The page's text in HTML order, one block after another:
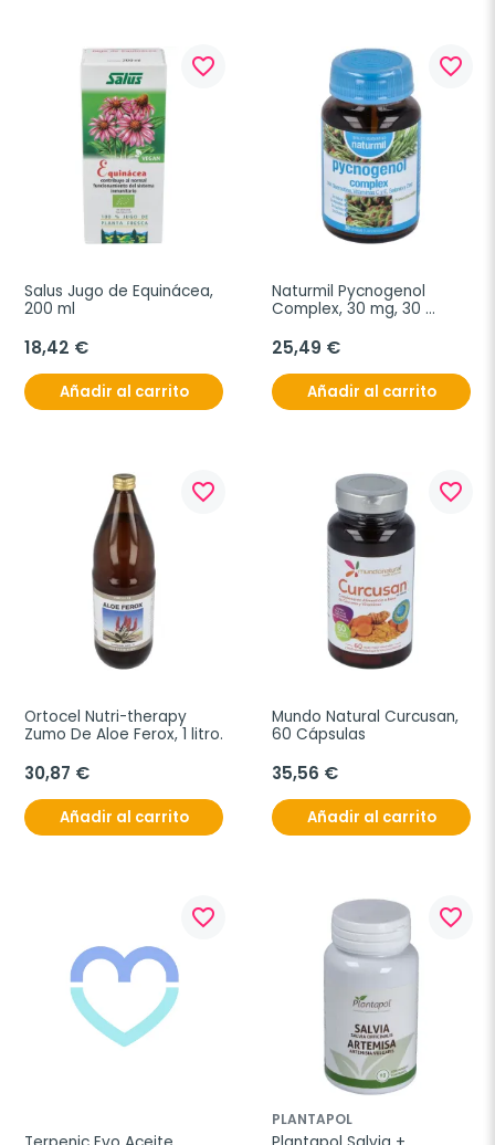
favorite_border
Salus Jugo de Equinácea,
200 ml
18,42 €
Añadir al carrito
favorite_border
Naturmil Pycnogenol
Complex, 30 mg, 30
25,49 €
Añadir al carrito
favorite_border
Ortocel Nutri-therapy
Zumo De Aloe Ferox, 1 litro.
30,87 €
Añadir al carrito
favorite_border
Mundo Natural Curcusan,
60 Cápsulas
35,56 €
Añadir al carrito
favorite_border favorite_border
PLANTAPOL